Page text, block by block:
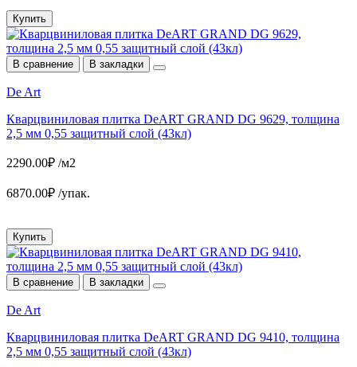
Купить
В сравнение В закладки
De Art
Кварцвиниловая плитка DeART GRAND DG 9629, толщина
2,5 мм 0,55 защитный слой (43кл)
2290.00₽ /м2
6870.00₽ /упак.
Купить
В сравнение В закладки
De Art
Кварцвиниловая плитка DeART GRAND DG 9410, толщина
2,5 мм 0,55 защитный слой (43кл)